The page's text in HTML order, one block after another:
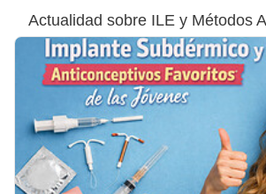
Actualidad sobre ILE y Métodos